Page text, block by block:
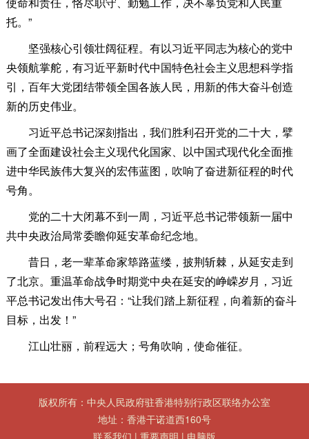
托。”
坚强核心引领壮阔征程。有以习近平同志为核心的党中
央领航掌舵，有习近平新时代中国特色社会主义思想科学指
引，百年大党团结带领全国各族人民，用新的伟大奋斗创造
新的历史伟业。
习近平总书记深刻指出，我们胜利召开党的二十大，擘
画了全面建设社会主义现代化国家、以中国式现代化全面推
进中华民族伟大复兴的宏伟蓝图，吹响了奋进新征程的时代
号角。
党的二十大闭幕不到一周，习近平总书记带领新一届中
共中央政治局常委瞻仰延安革命纪念地。
昔日，老一辈革命家筚路蓝缕，披荆斩棘，从延安走到
了北京。重温革命战争时期党中央在延安的峥嵘岁月，习近
平总书记发出伟大号召：“让我们踏上新征程，向着新的奋斗
目标，出发！”
江山壮丽，前程远大；号角吹响，使命催征。
版权所有：中央人民政府驻香港特别行政区联络办公室
地址：香港干诺道西160号